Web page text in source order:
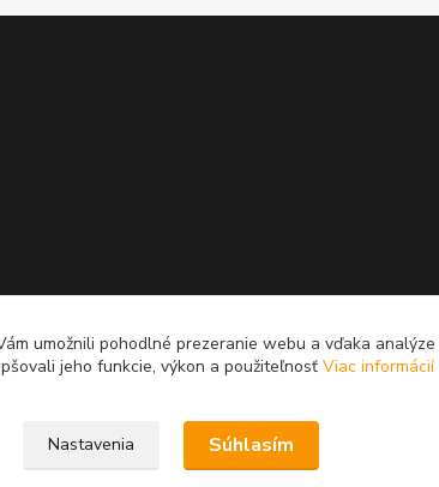
umožnili pohodlné prezeranie webu a vďaka
jeho funkcie, výkon a použiteľnosť Viac informácií
Nastavenia Súhlasím